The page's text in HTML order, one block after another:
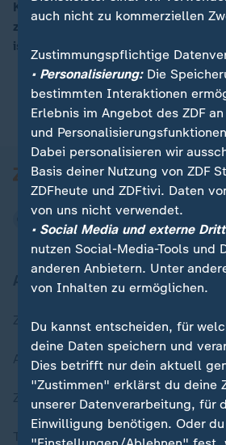
00:16
Kindergärten. Familien hangeln
zu Corona-Alarm. Viele Eltern
ist eigentlich die schleichende
Aktuell bei ZDFheute
Zuletzt veröffentlicht
Aktuelle Sendungs-Videos
ZDFheute Stories
Themen im Überblick
auch nicht zu kommerziellen
Zustimmungspflichtige
• Personalisierung:Die
bestimmten Interaktionen
Erlebnis im Angebot des ZDF
und
Dabei personalisieren wir
Basis deiner Nutzung von ZDF
ZDFheute und ZDFtivi. Daten
von uns nicht verwendet.
• Social Media und externe
nutzen Social-Media-Tools und
anderen Anbietern. Unter
von Inhalten zu ermöglichen.
Du kannst entscheiden, für
deine Daten speichern und
Dies betrifft nur dein aktuell
"Zustimmen" erklärst du deine
unserer Datenverarbeitung, für
Einwilligung benötigen. Oder